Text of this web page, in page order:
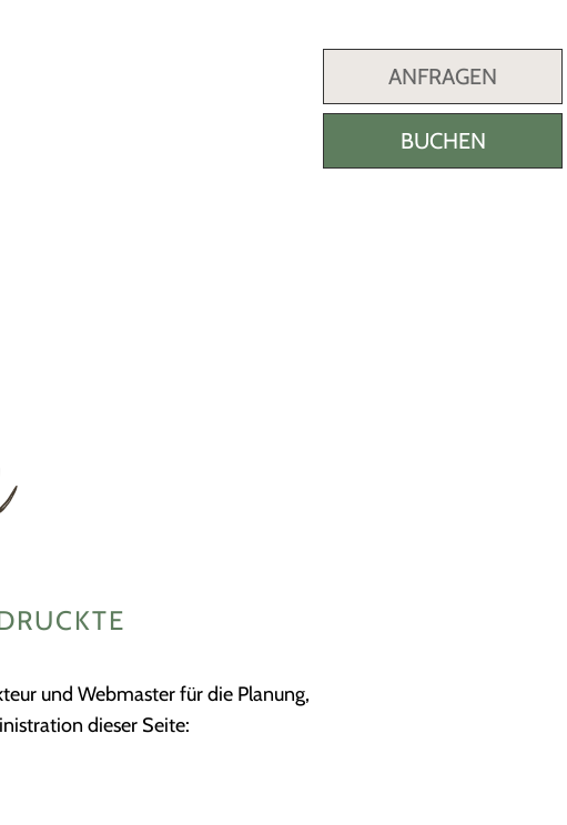
ANFRAGEN
BUCHEN
und Webmaster für die Planung,
dieser Seite: